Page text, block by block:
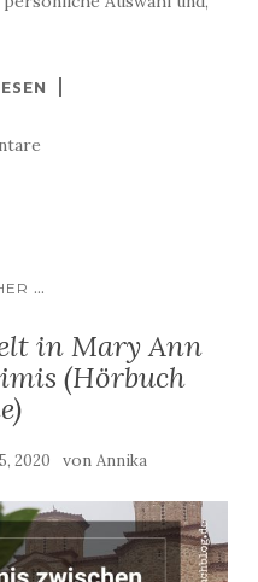
...
in Mary Ann
(Hörbuch
2020 von Annika